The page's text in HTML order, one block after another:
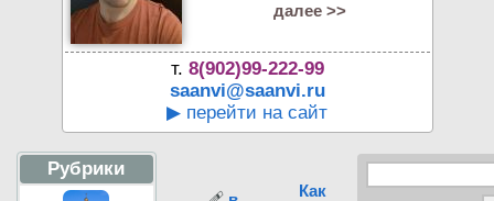
далее >>
т. 8(902)99-222-99
saanvi@saanvi.ru
▶ перейти на сайт
Рубрики
Как